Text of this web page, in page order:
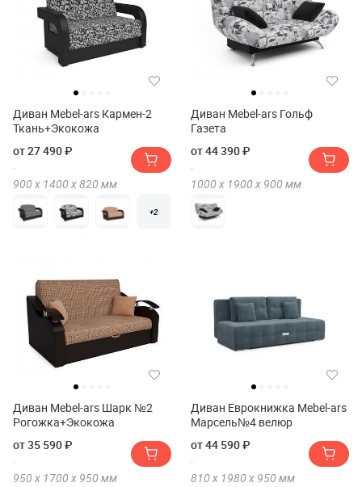
Диван Mebel-ars Кармен-2
Ткань+Экокожа
от 27 490 ₽
900 х 1400 х820 мм
+2
Диван Mebel-ars Гольф
Газета
от 44 390 ₽
1000 х 1900 х 900 мм
Диван Mebel-ars Шарк №2
Рогожка+Экокожа
от 35 590 ₽
950 х 1700 х 950 мм
Диван Еврокнижка Mebel-ars
Марсель№4 велюр
от 44 590 ₽
810 х 1980 х 950 мм